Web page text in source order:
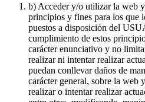
b) Acceder y/o utilizar la web
principios y fines para los que
puestos a disposición del
cumplimiento de estos
carácter enunciativo y no
realizar ni intentar realizar
puedan conllevar daños de
carácter general, sobre la web
realizar o intentar realizar